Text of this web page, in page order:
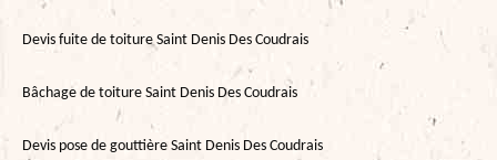
Devis fuite de toiture Saint Denis Des Coudrais
Bâchage de toiture Saint Denis Des Coudrais
Devis pose de gouttière Saint Denis Des Coudrais